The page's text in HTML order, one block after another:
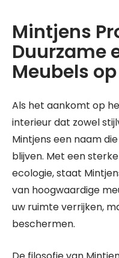
Mintjens
Duurzame
Meubels
Als het aankomt op
interieur dat zowel
Mintjens een naam
blijven. Met een
ecologie, staat
van hoogwaardige
uw ruimte verrijken,
beschermen.